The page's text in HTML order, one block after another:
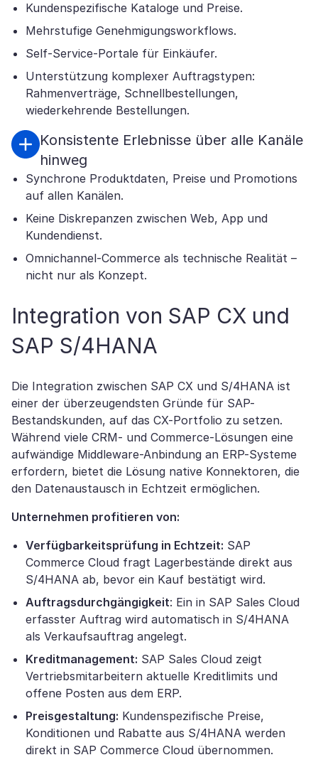
Kundenspezifische Kataloge und Preise.
Mehrstufige Genehmigungsworkflows.
Self-Service-Portale für Einkäufer.
Unterstützung komplexer Auftragstypen:
Rahmenverträge, Schnellbestellungen,
wiederkehrende Bestellungen.
Konsistente Erlebnisse über alle Kanäle
hinweg
Synchrone Produkt­daten, Preise und Promotions
auf allen Kanälen.
Keine Diskrepanzen zwischen Web, App und
Kundendienst.
Omnichannel-Commerce als technische Realität –
nicht nur als Konzept.
Integration von SAP CX und
SAP S/4HANA
Die Integration zwischen SAP CX und S/4HANA ist
einer der überzeugendsten Gründe für SAP-
Bestandskunden, auf das CX-Portfolio zu setzen.
Während viele CRM- und Commerce-Lösungen eine
aufwändige Middleware-Anbindung an ERP-Systeme
erfordern, bietet die Lösung native Konnektoren, die
den Datenaustausch in Echtzeit ermöglichen.
Unternehmen profitieren von:
Verfügbarkeitsprüfung in Echtzeit: SAP
Commerce Cloud fragt Lagerbestände direkt aus
S/4HANA ab, bevor ein Kauf bestätigt wird.
Auftragsdurchgängigkeit: Ein in SAP Sales Cloud
erfasster Auftrag wird automatisch in S/4HANA
als Verkaufsauftrag angelegt.
Kreditmanagement: SAP Sales Cloud zeigt
Vertriebsmitarbeitern aktuelle Kreditlimits und
offene Posten aus dem ERP.
Preisgestaltung: Kundenspezifische Preise,
Konditionen und Rabatte aus S/4HANA werden
direkt in SAP Commerce Cloud übernommen.